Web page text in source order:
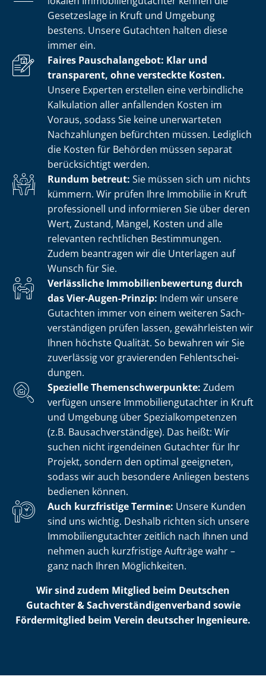
Gesetzeslage in Kruft und Umgebung
bestens. Unsere Gutachten halten diese
immer ein.
Faires Pauschalangebot: Klar und
transparent, ohne versteckte Kosten.
Unsere Experten erstellen eine verbindliche
Kalkulation aller anfallenden Kosten im
Voraus, sodass Sie keine unerwarteten
Nachzahlungen befürchten müssen. Lediglich
die Kosten für Behörden müssen separat
berücksichtigt werden.
Rundum betreut: Sie müssen sich um nichts
kümmern. Wir prüfen Ihre Immobilie in Kruft
professionell und informieren Sie über deren
Wert, Zustand, Mängel, Kosten und alle
relevanten rechtlichen Bestimmungen.
Zudem beantragen wir die Unterlagen auf
Wunsch für Sie.
Verlässliche Im­mo­bi­li­en­be­wer­tung durch
das Vier-Augen-Prinzip: Indem wir unsere
Gutachten immer von einem weiteren Sach­
ver­stän­di­gen prüfen lassen, gewährleisten wir
Ihnen höchste Qualität. So bewahren wir Sie
zuverlässig vor gravierenden Fehl­ent­schei­
dun­gen.
Spezielle The­men­schwer­punk­te: Zudem
verfügen unsere Im­mo­bi­li­en­gut­ach­ter in Kruft
und Umgebung über Spe­zi­al­kom­pe­ten­zen
(z.B. Bau­sach­ver­stän­di­ge). Das heißt: Wir
suchen nicht irgendeinen Gutachter für Ihr
Projekt, sondern den optimal geeigneten,
sodass wir auch besondere Anliegen bestens
bedienen können.
Auch kurzfristige Termine: Unsere Kunden
sind uns wichtig. Deshalb richten sich unsere
Im­mo­bi­li­en­gut­ach­ter zeitlich nach Ihnen und
nehmen auch kurzfristige Aufträge wahr –
ganz nach Ihren Möglichkeiten.
Wir sind zudem Mitglied beim Deutschen
Gutachter & Sach­ver­stän­di­gen­ver­band sowie
Fördermitglied beim Verein deutscher Ingenieure.